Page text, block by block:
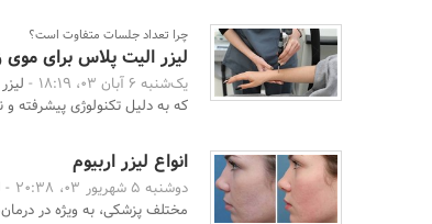
سازمان‌ها
و
روابط
عمومی‌ها
چرا تعداد جلسات متفاوت است؟
لیزر الیت پلاس برای موی
یک‌شنبه 6 آبان 03، 18:19 -
که به دلیل تکنولوژی پیشرفته
انواع لیزر اربیوم
دوشنبه 5 شهریور 03، 20:38 -
مختلف پزشکی، به ویژه در